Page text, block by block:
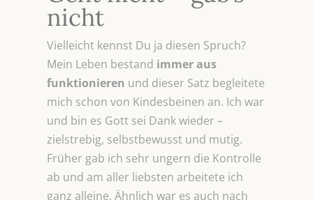
nicht
Vielleicht kennst Du ja diesen Spruch?
Mein Leben bestand immer aus
funktionieren und dieser Satz begleitete
mich schon von Kindesbeinen an. Ich war
und bin es Gott sei Dank wieder –
zielstrebig, selbstbewusst und mutig.
Früher gab ich sehr ungern die Kontrolle
ab und am aller liebsten arbeitete ich
ganz alleine. Ähnlich war es auch nach